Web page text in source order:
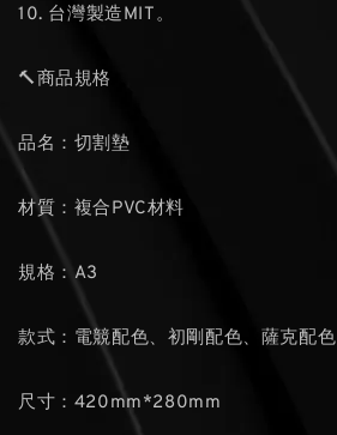
10. 台灣製造MIT。
🔨商品規格
品名：切割墊
材質：複合PVC材料
規格：A3
款式：電競配色、初剛配色、薩克配色
尺寸：420mm*280mm